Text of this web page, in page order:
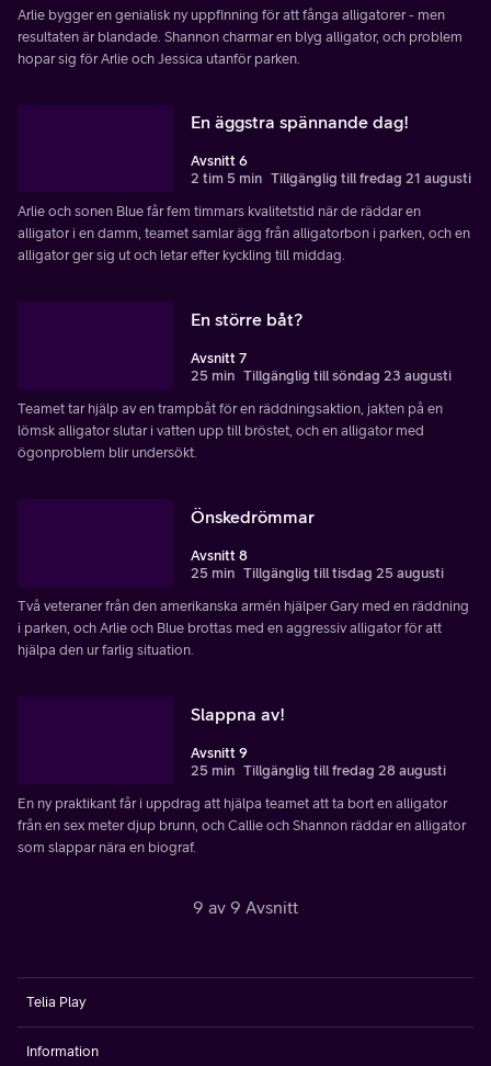
Arlie bygger en genialisk ny uppfinning för att fånga alligatorer - men
resultaten är blandade. Shannon charmar en blyg alligator, och problem
hopar sig för Arlie och Jessica utanför parken.
En äggstra spännande dag!
Avsnitt 6
2 tim 5 min Tillgänglig till fredag 21 augusti
Arlie och sonen Blue får fem timmars kvalitetstid när de räddar en
alligator i en damm, teamet samlar ägg från alligatorbon i parken, och en
alligator ger sig ut och letar efter kyckling till middag.
En större båt?
Avsnitt 7
25 min Tillgänglig till söndag 23 augusti
Teamet tar hjälp av en trampbåt för en räddningsaktion, jakten på en
lömsk alligator slutar i vatten upp till bröstet, och en alligator med
ögonproblem blir undersökt.
Önskedrömmar
Avsnitt 8
25 min Tillgänglig till tisdag 25 augusti
Två veteraner från den amerikanska armén hjälper Gary med en räddning
i parken, och Arlie och Blue brottas med en aggressiv alligator för att
hjälpa den ur farlig situation.
Slappna av!
Avsnitt 9
25 min Tillgänglig till fredag 28 augusti
En ny praktikant får i uppdrag att hjälpa teamet att ta bort en alligator
från en sex meter djup brunn, och Callie och Shannon räddar en alligator
som slappar nära en biograf.
9 av 9 Avsnitt
Telia Play
Information